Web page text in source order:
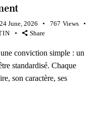
24 June, 2026 767 Views
Share
conviction simple : un
standardisé. Chaque
son caractère, ses